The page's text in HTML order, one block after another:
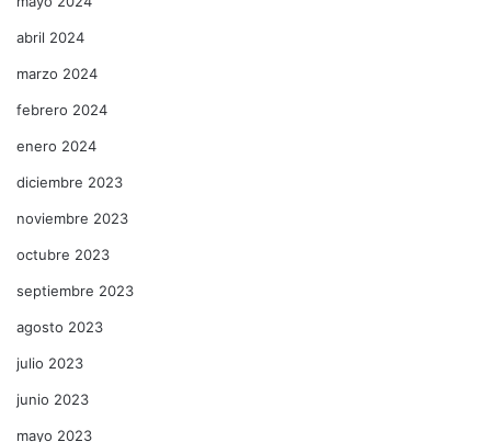
abril 2024
marzo 2024
febrero 2024
enero 2024
diciembre 2023
noviembre 2023
octubre 2023
septiembre 2023
agosto 2023
julio 2023
junio 2023
mayo 2023